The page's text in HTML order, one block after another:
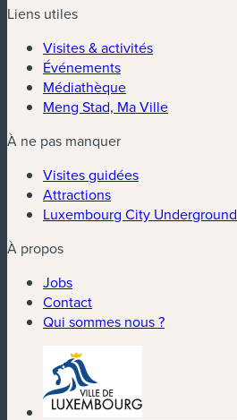
Liens utiles
Visites & activités
Événements
Médiathèque
Meng Stad, Ma Ville
À ne pas manquer
Visites guidées
Attractions
Luxembourg City Underground
À propos
Jobs
Contact
Qui sommes nous ?